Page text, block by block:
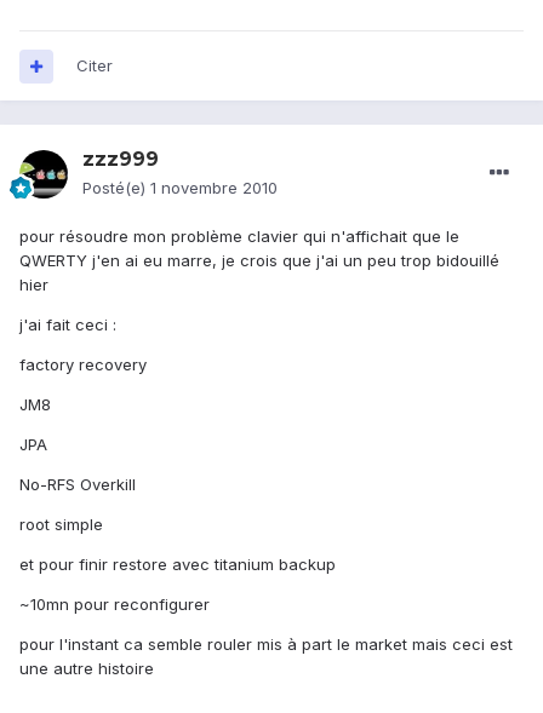
Citer
zzz999
Posté(e) 1 novembre 2010
pour résoudre mon problème clavier qui n'affichait que le
QWERTY j'en ai eu marre, je crois que j'ai un peu trop bidouillé
hier
j'ai fait ceci :
factory recovery
JM8
JPA
No-RFS Overkill
root simple
et pour finir restore avec titanium backup
~10mn pour reconfigurer
pour l'instant ca semble rouler mis à part le market mais ceci est
une autre histoire